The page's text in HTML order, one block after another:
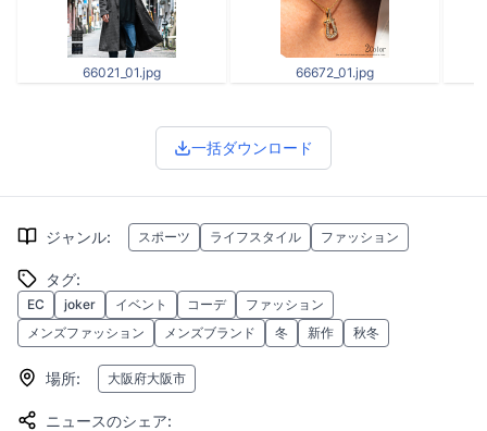
66021_01.jpg 66672_01.jpg
一括ダウンロード
ジャンル: スポーツ ライフスタイル ファッション
タグ:
EC joker イベント コーデ
ファッション
メンズファッション
メンズブランド 冬 新作 秋冬
場所: 大阪府大阪市
ニュースのシェア: